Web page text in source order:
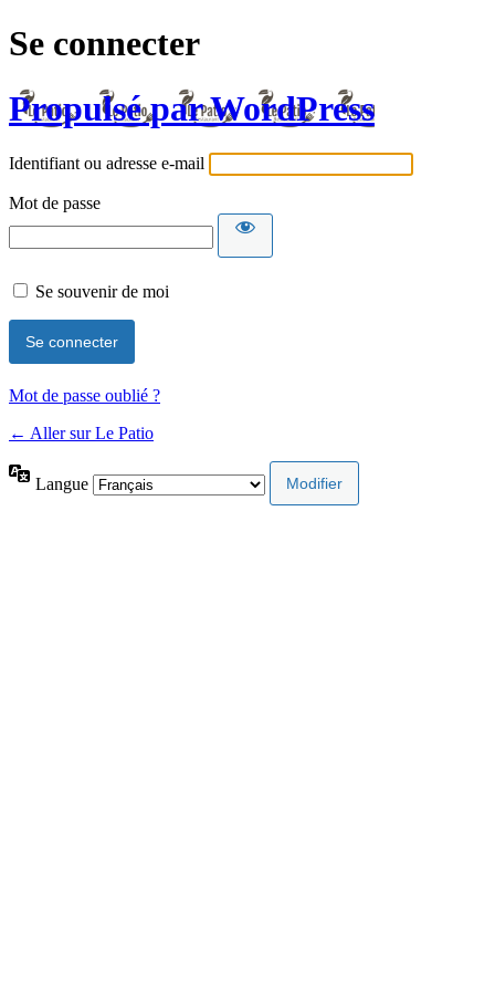
Se connecter
Propulsé par WordPress
Identifiant ou adresse e-mail
Mot de passe
Se souvenir de moi
Mot de passe oublié ?
← Aller sur Le Patio
Langue